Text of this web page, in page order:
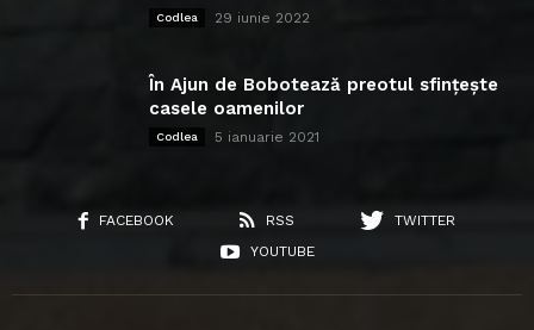
Codlea 29 iunie 2022
În Ajun de Bobotează preotul sfințește
casele oamenilor
Codlea 5 ianuarie 2021
FACEBOOK RSS
TWITTER
YOUTUBE